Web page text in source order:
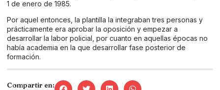
1 de enero de 1985.
Por aquel entonces, la plantilla la integraban tres personas y
prácticamente era aprobar la oposición y empezar a
desarrollar la labor policial, por cuanto en aquellas épocas no
había academia en la que desarrollar fase posterior de
formación.
Compartir en: